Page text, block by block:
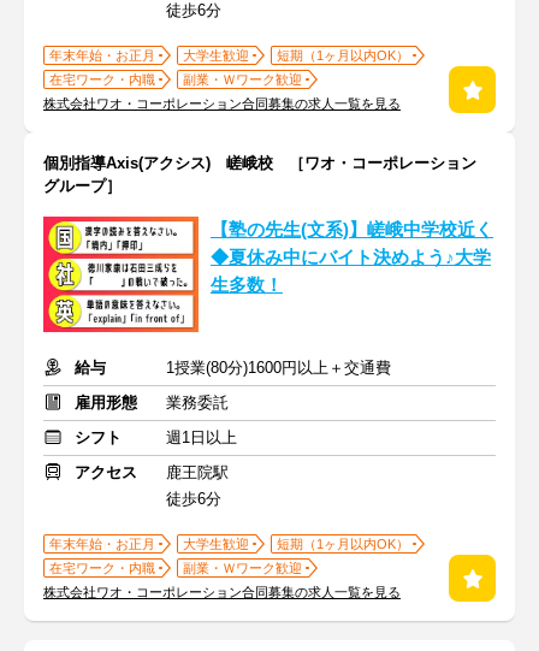
徒歩6分
年末年始・お正月 大学生歓迎
短期（1ヶ月以内OK）
在宅ワーク・内職
副業・Ｗワーク歓迎
株式会社ワオ・コーポレーション合同募集の求人一覧を見る
個別指導Axis(アクシス) 嵯峨校 ［ワオ・コーポレーション
グループ］
【塾の先生(文系)】嵯峨中学校近く
◆夏休み中にバイト決めよう♪大学
生多数！
給与
1授業(80分)1600円以上＋交通費
雇用形態
業務委託
シフト
週1日以上
アクセス
鹿王院駅
徒歩6分
年末年始・お正月 大学生歓迎
短期（1ヶ月以内OK）
在宅ワーク・内職
副業・Ｗワーク歓迎
株式会社ワオ・コーポレーション合同募集の求人一覧を見る